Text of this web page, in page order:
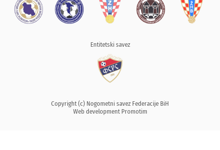
Entitetski savez
Copyright (c) Nogometni savez Federacije BiH
Web development Promotim